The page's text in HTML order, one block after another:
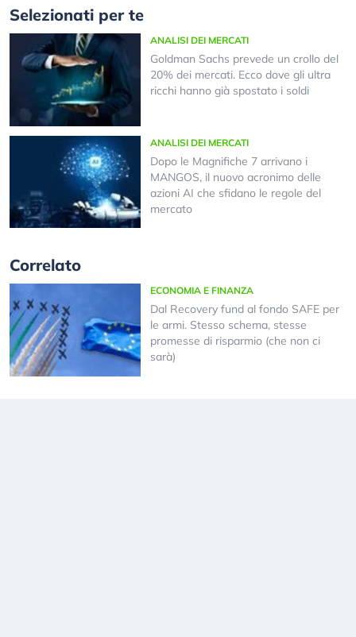
Selezionati per te
ANALISI DEI MERCATI
Goldman Sachs prevede un crollo del
20% dei mercati. Ecco dove gli ultra
ricchi hanno già spostato i soldi
ANALISI DEI MERCATI
Dopo le Magnifiche 7 arrivano i
MANGOS, il nuovo acronimo delle
azioni AI che sfidano le regole del
mercato
Correlato
ECONOMIA E FINANZA
Dal Recovery fund al fondo SAFE per
le armi. Stesso schema, stesse
promesse di risparmio (che non ci
sarà)